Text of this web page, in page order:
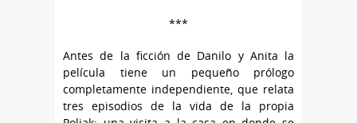
***
Antes de la ficción de Danilo y Anita la
película tiene un pequeño prólogo
completamente independiente, que relata
tres episodios de la vida de la propia